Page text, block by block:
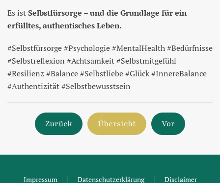
Es istSelbstfürsorge – und die Grundlage für ein
erfülltes, authentisches Leben.
#Selbstfürsorge #Psychologie #MentalHealth #Bedürfnisse
#Selbstreflexion #Achtsamkeit #Selbstmitgefühl
#Resilienz #Balance #Selbstliebe #Glück #InnereBalance
#Authentizität #Selbstbewusstsein
Zurück Übersicht Vor
Impressum Datenschutzerklärung Disclaimer